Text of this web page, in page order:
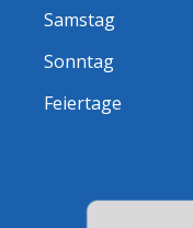
Samstag
Sonntag
Feiertage